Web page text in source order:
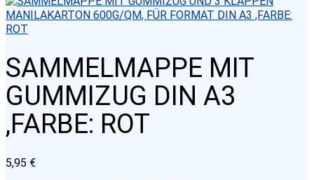
SAMMELMAPPE MIT
GUMMIZUG DIN A3
,FARBE: ROT
5,95 €